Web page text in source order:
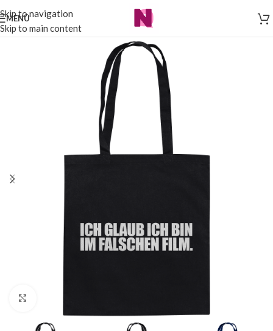
Skip to navigation
Skip to main content
MENÜ